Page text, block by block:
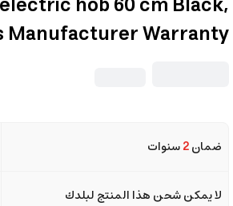
Manufacturer Warranty
ضمان2سنوات
لا يمكن شحن هذا المنتج لبلدك